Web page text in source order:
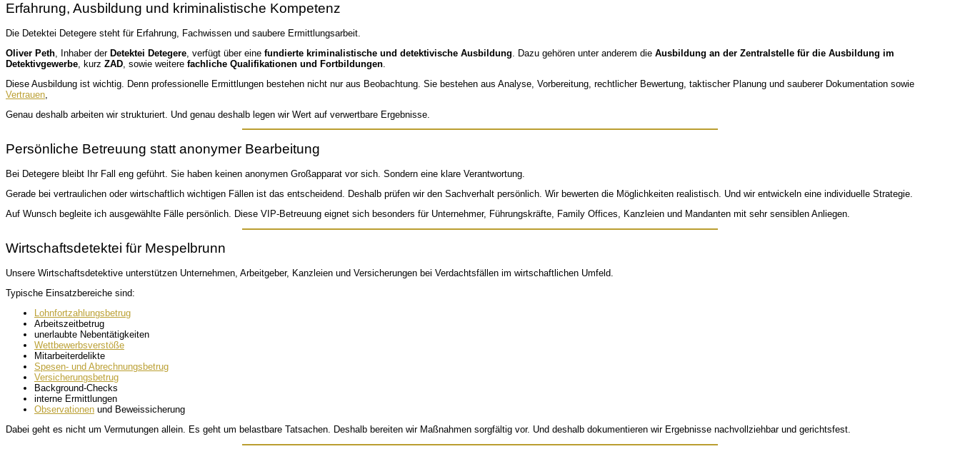
Erfahrung, Ausbildung und kriminalistische Kompetenz
Die Detektei Detegere steht für Erfahrung, Fachwissen und saubere Ermittlungsarbeit.
Oliver Peth , Inhaber der Detektei Detegere , verfügt über eine fundierte kriminalistische und detektivische Ausbildung . Dazu gehören unter anderem die Ausbildung an der Zentralstelle für die Ausbildung im
Detektivgewerbe , kurz ZAD , sowie weitere fachliche Qualifikationen und Fortbildungen
Diese Ausbildung ist wichtig. Denn professionelle Ermittlungen bestehen nicht nur aus Beobachtung. Sie bestehen aus Analyse, Vorbereitung, rechtlicher Bewertung, taktischer Planung und sauberer Dokumentation sowie
Vertrauen
Genau deshalb arbeiten wir strukturiert. Und genau deshalb legen wir Wert auf verwertbare Ergebnisse.
Persönliche Betreuung statt anonymer Bearbeitung
Bei Detegere bleibt Ihr Fall eng geführt. Sie haben keinen anonymen Großapparat vor sich. Sondern eine klare Verantwortung.
Gerade bei vertraulichen oder wirtschaftlich wichtigen Fällen ist das entscheidend. Deshalb prüfen wir den Sachverhalt persönlich. Wir bewerten die Möglichkeiten realistisch. Und wir entwickeln eine individuelle Strategie.
Auf Wunsch begleite ich ausgewählte Fälle persönlich. Diese VIP-Betreuung eignet sich besonders für Unternehmer, Führungskräfte, Family Offices, Kanzleien und Mandanten mit sehr sensiblen Anliegen.
Wirtschaftsdetektei für Mespelbrunn
Unsere Wirtschaftsdetektive unterstützen Unternehmen, Arbeitgeber, Kanzleien und Versicherungen bei Verdachtsfällen im wirtschaftlichen Umfeld.
Typische Einsatzbereiche sind:
Lohnfortzahlungsbetrug
Arbeitszeitbetrug
unerlaubte Nebentätigkeiten
Wettbewerbsverstöße
Mitarbeiterdelikte
Spesen- und Abrechnungsbetrug
Versicherungsbetrug
Background-Checks
interne Ermittlungen
Observationen und Beweissicherung
Dabei geht es nicht um Vermutungen allein. Es geht um belastbare Tatsachen. Deshalb bereiten wir Maßnahmen sorgfältig vor. Und deshalb dokumentieren wir Ergebnisse nachvollziehbar und gerichtsfest.